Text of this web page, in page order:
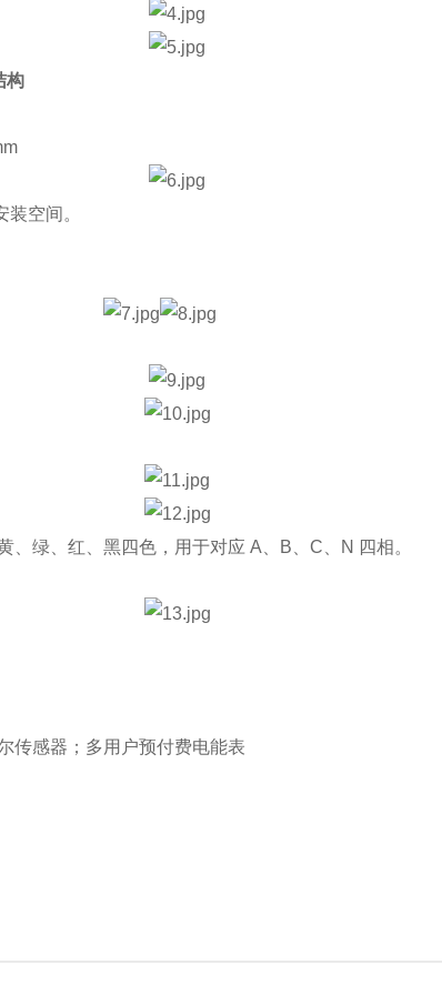
构
空间。
绿、红、黑四色，用于对应 A、B、C、N 四相。
传感器；多用户预付费电能表